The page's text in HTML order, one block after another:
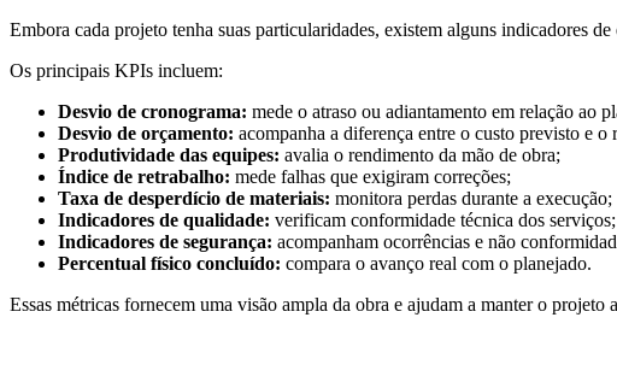
Embora cada projeto tenha suas particularidades, existem alguns indicadores
Os principais KPIs incluem:
Desvio de cronograma: mede o atraso ou adiantamento em relação ao
Desvio de orçamento: acompanha a diferença entre o custo previsto e o
Produtividade das equipes: avalia o rendimento da mão de obra;
Índice de retrabalho: mede falhas que exigiram correções;
Taxa de desperdício de materiais: monitora perdas durante a execução;
Indicadores de qualidade: verificam conformidade técnica dos serviços;
Indicadores de segurança: acompanham ocorrências e não
Percentual físico concluído: compara o avanço real com o planejado.
Essas métricas fornecem uma visão ampla da obra e ajudam a manter o